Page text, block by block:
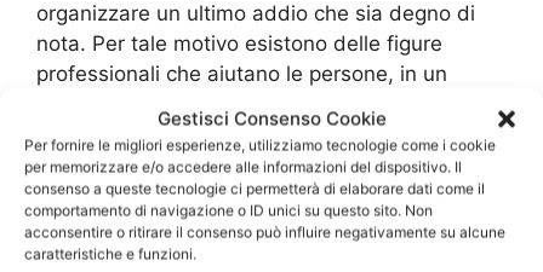
Gestisci Consenso Cookie
Per fornire le migliori esperienze, utilizziamo tecnologie come i cookie
per memorizzare e/o accedere alle informazioni del dispositivo. Il
consenso a queste tecnologie ci permetterà di elaborare dati come il
comportamento di navigazione o ID unici su questo sito. Non
acconsentire o ritirare il consenso può influire negativamente su alcune
caratteristiche e funzioni.
organizzare un ultimo addio che sia degno di
nota. Per tale motivo esistono delle figure
professionali che aiutano le persone, in un
riguardano i servizi funebri.
In un momento così delicato è assolutamente
vitale la presenza di queste persone, poiché
vivendo uno stato di disperazione, molto